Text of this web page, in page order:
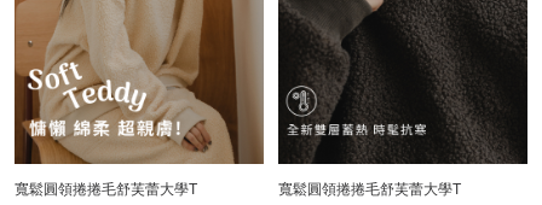
寬鬆圓領捲捲毛舒芙蕾大學T
寬鬆圓領捲捲毛舒芙蕾大學T